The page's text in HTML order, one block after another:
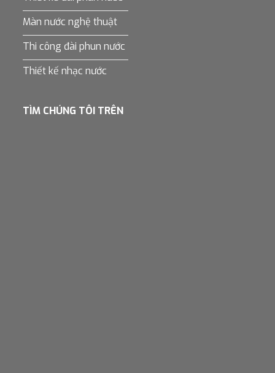
Màn nước nghệ thuật
Thi công đài phun nước
Thiết kế nhạc nước
TÌM CHÚNG TÔI TRÊN